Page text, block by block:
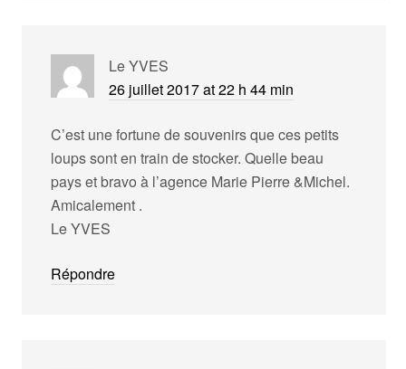
Le YVES
26 juillet 2017 at 22 h 44 min
C’est une fortune de souvenirs que ces petits
loups sont en train de stocker. Quelle beau
pays et bravo à l’agence Marie Pierre &Michel.
Amicalement .
Le YVES
Répondre